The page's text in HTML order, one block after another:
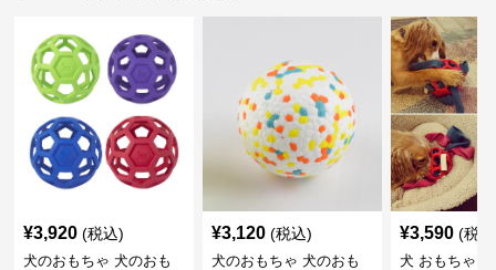
¥3,920 (税込)
犬のおもちゃ 犬のおも
¥3,120 (税込)
犬のおもちゃ 犬のおも
¥3,590 (税
犬 おもちゃ